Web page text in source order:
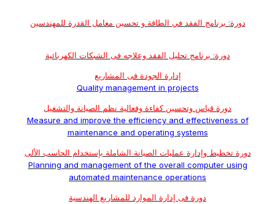
دورة: برنامج الفقد في الطاقة و تحسين معامل القدرة للمهندسين
دورة: برنامج تحليل الفقد وعلاجه فى الشبكات الكهربائية
إدارة الجودة فى المشاريع
Quality management in projects
دورة قياس وتحسين كفاءة وفعالية نظم الصيانة والتشغيل
Measure and improve the efficiency and effectiveness of
maintenance and operating systems
دورة تخطيط وإدارة عمليات الصيانة الشاملة بإستخدام الحاسب الألى
Planning and management of the overall computer using
automated maintenance operations
دورة فى إدارة الموارد للمشاريع الهندسية